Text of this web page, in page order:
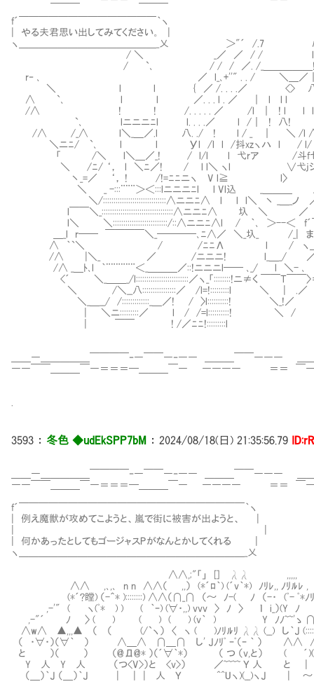
f´￣￣￣￣￣￣￣￣￣￣￣￣￣￣｀ヽ
| やる夫君思い出してみてください。 |
ヽ＿＿＿＿＿＿＿＿＿＿＿＿＿＿_乂 ＞"´ /.7
/ ＼ _／ ／ / / l. l
/ `､ / / / ／. /_＿＿＿＿＿!.
r‐ ､ ／ l_､+''" . . / ＼＿／｜.
＼ l l { ／ /. . . .／ <> 八. . .
∧ `､ l l ／. . . l . ／ ｜ l l l ＼. .
/∧ ! ! /. . . . . ／ /l ｜ ! l l l ∧.
`､ lニニニﾆl l. . . .／ l /｜ ! 八! l ∧.
/∧ /_∧ l＼_＿／.l 八. ./ ! l / _Ⅵ｜ ＼ /l ∧ l
＼ニﾆ/ `､ l l Уl /l l /抖xzヽハ l / l/ l.｜
「 /＼ l＼＿／_! / l/l Ⅵ l 弋rア Ⅵ /斗f七
＼ /ﾆ/ ‘， l ＼ﾆ／! / l l＼ ヽl ∨弋jシ l
丶_=／ ‘， ! /!=ﾆﾆニヽ V l≧ l〉
＼ _ -:::¨¨¨＞＜:::lニニニﾆl l Vl込 _＿＿＿ / lV
＼/::::::::::::::::::::::::::::::∧ニニﾆ∧ l l l＼ 丶 _＿_ノ
l￣￣＼_::::::::::::::::::::::::::::::::::∧ニニﾆ∧ 圦 ＼ ／
l＼ ＼::::::::::::::::::::::::::/::∧ニニﾆ∧l / ｀､ ＞--＜ f´￣￣￣
＿_l r── ￣￣￣￣＼_────､ﾆ∧／ ＼_圦_ /_| まだゴ
∧ ｀`＼ / /ﾆﾆΛ l / ヽ＿＿＿＿＿＿＿
/∧ |＼_ ／ /ニニニ! l_＿_/ ／＼/ニ
/∧ _＿ﾄ､l ｀¨¨¨¨¨¨＜_＿＿＿／::!ニニニl── ､_/ l ＼-
<´ ＼_＿＿_/l:::::::::::::::::::::::::／ヽ_「::::::::!ニ≠く ￣￣Ｔ
＼ /＼__八::::::::::::::::／ /l=!:::::::::l ＼ | .
＼_＿__/ /:::::::::::::_＿／! / 〉l::::::::::! ＼_!
| ＼ニ:::::::::／ l / /=l::::::::::! ＼ /
| ￣￣ ! /／ﾆﾆ!:::::::::l l:::::::l
＿＿―＿＿＿＿＿￣￣￣￣‐―￣￣―‐―― ＿＿＿￣￣――― ＿
――￣￣＿＿＿￣―＝＝＝━＿＿＿￣― ―――― ＝＝ ￣――
3593 ： 冬色 ◆udEkSPP7bM ： 2024/08/18(日) 21:35:56.79
＿＿―＿＿＿＿＿￣￣￣￣‐―￣￣―‐―― ＿＿＿￣￣――― ＿
――￣￣＿＿＿￣―＝＝＝━＿＿＿￣― ―――― ＝＝ ￣――
f´￣￣￣￣￣￣￣￣￣￣￣￣￣￣￣￣￣￣￣￣￣￣￣｀ヽ
| 例え魔獣が攻めてこようと、嵐で街に被害が出ようと、 |
| 何かあったとしてもゴージャスPがなんとかしてくれる |
ヽ＿＿＿＿＿＿＿＿＿＿＿＿＿＿＿＿＿＿＿＿＿＿＿_乂
∧∧,;"「」 [] λλ ,,,,,
∧∧ ,､,､ n n ∧∧（ ,,） (*´ﾛ｀) (´v｀*) ﾉﾘﾚ,, ﾉﾘﾙﾚ ,
(*´?瞠) （-＾* )::::::::) ∧∧（∩_∩ （～ ﾉ-( ﾉ （-・ (ﾟ- ﾟ*ﾉﾘ
,-'" ( ヽ(ﾟ* ) ) ( ｀ｰ) (∀・,,) vvv 〉 ﾉ 〉 ｌ i_）(Y ﾉ
,-"´ ﾉ 〉 ( ) ( ) ( ) (v｀ ) Y ﾉﾉ~~'ゝ
∧w∧ ▲,,,▲ （ （ (/`ヽ） 〈 ヽ ( )ﾉﾘﾙﾘ λλ (__) し｀J
（ ・∀・）（∀｀ ） ∧＿∧ ∩＿∩ し' Jﾉﾘﾟ ｰﾟ（ｰ ｀ ） ∧∧
と ）（ ） （@Д@* ）（´∀｀*） （ つ （v,と） ( ´)(
Y 人 Y 人 （つ<V>）と <v>） ／~~~~ Ｙ 人
（＿）｀J （＿）｀J | | | 人 Ｙ ^^Uヽ)(__)ヽJ |